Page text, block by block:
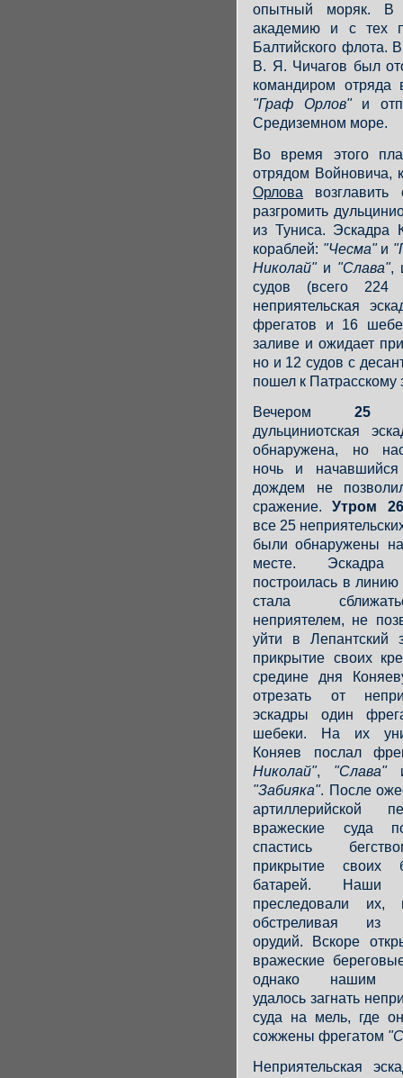
опытный моряк. В
академию и с тех
Балтийского флота.
В. Я. Чичагов был
командиром отряда
"Граф Орлов"и
Средиземном море.
Во время этого
отрядом Войновича,
Орлова возглавить
разгромить
из Туниса. Эскадра
кораблей: "Чесма"и
Николай"и "Слава",
судов (всего 224
неприятельская
фрегатов и 16
заливе и ожидает
но и 12 судов с
пошел к Патрасскому
Вечером 25
дульциниотская
обнаружена, но
ночь и
дождем не
сражение.Утром
все 25
были обнаружены
месте. Эскадра
построилась в линию
стала
неприятелем, не
уйти в Лепантский
прикрытие своих
средине дня
отрезать от
эскадры один
шебеки. На их
Коняев послал
Николай", "Слава"и
"Забияка". После
артиллерийской
вражеские суда
спастись
прикрытие своих
батарей. Наши
преследовали их,
обстреливая из
орудий. Вскоре
вражеские
однако нашим
удалось загнать
суда на мель, где
сожжены фрегатом
Неприятельская